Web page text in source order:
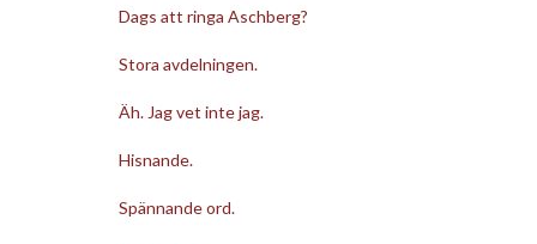
Dags att ringa Aschberg?
Stora avdelningen.
Äh. Jag vet inte jag.
Hisnande.
Spännande ord.